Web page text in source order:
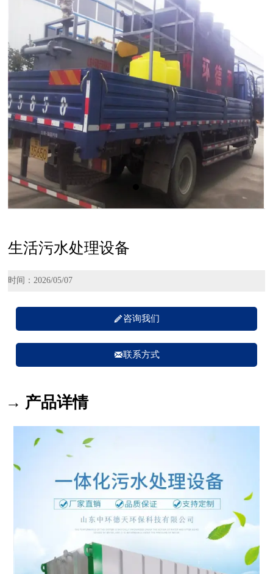
生活污水处理设备
时间：2026/05/07
咨询我们
联系方式
→ 产品详情